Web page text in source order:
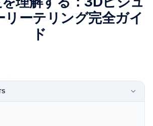
リーテリング完全ガイ
ド